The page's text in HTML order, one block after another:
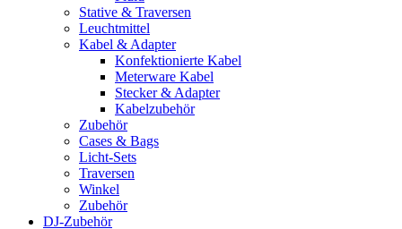
Stative & Traversen
Leuchtmittel
Kabel & Adapter
Konfektionierte Kabel
Meterware Kabel
Stecker & Adapter
Kabelzubehör
Zubehör
Cases & Bags
Licht-Sets
Traversen
Winkel
Zubehör
DJ-Zubehör